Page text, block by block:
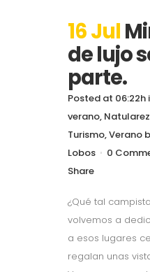
16 Jul
de lujo
parte.
Posted at 06:22h
verano,
Turismo,Verano
Lobos
0
Share
¿Qué tal
volvemos a
a esos lugares
regalan unas